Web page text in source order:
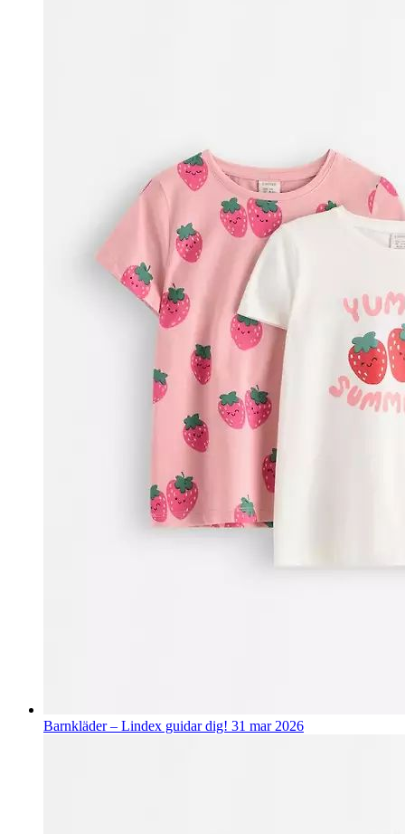
Barnkläder – Lindex guidar dig! 31 mar 2026